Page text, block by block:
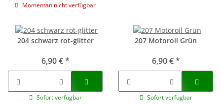
Momentan nicht verfügbar
204 schwarz rot-glitter
6,90 €*
Sofort verfügbar
207 Motoroil Grün
6,90 €*
Sofort verfügbar